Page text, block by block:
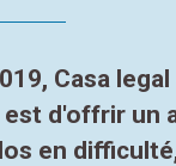
Casa
est d'offrir un
en